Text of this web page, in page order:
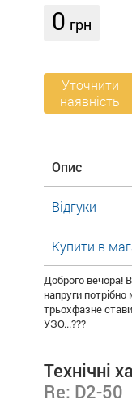
0 грн
Уточнити
наявність
Опис
Відгуки
Купити в
Доброго вечора!
напруги
трьохфазне
УЗО...???
Технічні
Re: D2-50